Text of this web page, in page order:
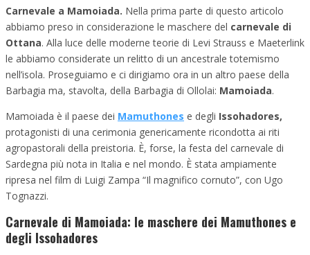
Carnevale a Mamoiada. Nella prima parte di questo articolo
abbiamo preso in considerazione le maschere del carnevale di
Ottana. Alla luce delle moderne teorie di Levi Strauss e Maeterlink
le abbiamo considerate un relitto di un ancestrale totemismo
nell’isola. Proseguiamo e ci dirigiamo ora in un altro paese della
Barbagia ma, stavolta, della Barbagia di Ollolai: Mamoiada.
Mamoiada è il paese dei Mamuthones e degli Issohadores,
protagonisti di una cerimonia genericamente ricondotta ai riti
agropastorali della preistoria. È, forse, la festa del carnevale di
Sardegna più nota in Italia e nel mondo. È stata ampiamente
ripresa nel film di Luigi Zampa “Il magnifico cornuto”, con Ugo
Tognazzi.
Carnevale di Mamoiada: le maschere dei Mamuthones e
degli Issohadores